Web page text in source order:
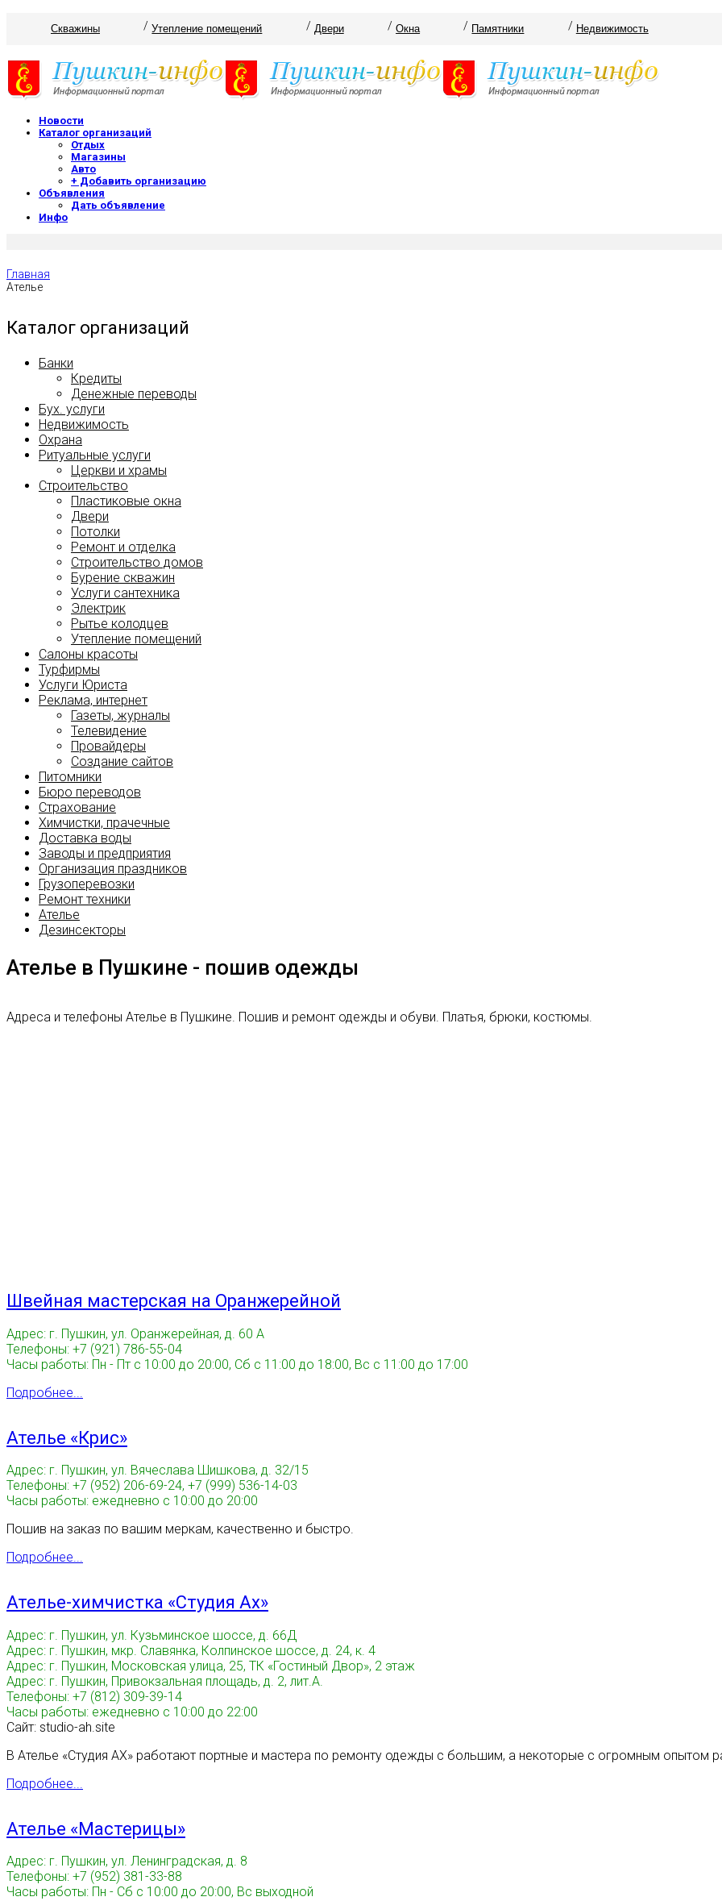
Скважины Утепление помещений Двери Окна Памятники Недвижимость
Новости
Каталог организаций
Отдых
Магазины
Авто
+ Добавить организацию
Объявления
Дать объявление
Инфо
Главная
Ателье
Каталог организаций
Банки
Кредиты
Денежные переводы
Бух. услуги
Недвижимость
Охрана
Ритуальные услуги
Церкви и храмы
Строительство
Пластиковые окна
Двери
Потолки
Ремонт и отделка
Строительство домов
Бурение скважин
Услуги сантехника
Электрик
Рытье колодцев
Утепление помещений
Салоны красоты
Турфирмы
Услуги Юриста
Реклама, интернет
Газеты, журналы
Телевидение
Провайдеры
Создание сайтов
Питомники
Бюро переводов
Страхование
Химчистки, прачечные
Доставка воды
Заводы и предприятия
Организация праздников
Грузоперевозки
Ремонт техники
Ателье
Дезинсекторы
Ателье в Пушкине - пошив одежды
Адреса и телефоны Ателье в Пушкине. Пошив и ремонт одежды и обуви. Платья, брюки, костюмы.
Швейная мастерская на Оранжерейной
Адрес: г. Пушкин, ул. Оранжерейная, д. 60 А
Телефоны: +7 (921) 786-55-04
Часы работы: Пн - Пт с 10:00 до 20:00, Сб с 11:00 до 18:00, Вс с 11:00 до 17:00
Подробнее...
Ателье «Крис»
Адрес: г. Пушкин, ул. Вячеслава Шишкова, д. 32/15
Телефоны: +7 (952) 206-69-24, +7 (999) 536-14-03
Часы работы: ежедневно с 10:00 до 20:00
Пошив на заказ по вашим меркам, качественно и быстро.
Подробнее...
Ателье-химчистка «Студия Ах»
Адрес: г. Пушкин, ул. Кузьминское шоссе, д. 66Д
Адрес: г. Пушкин, мкр. Славянка, Колпинское шоссе, д. 24, к. 4
Адрес: г. Пушкин, Московская улица, 25, ТК «Гостиный Двор», 2 этаж
Адрес: г. Пушкин, Привокзальная площадь, д. 2, лит.А.
Телефоны: +7 (812) 309-39-14
Часы работы: ежедневно с 10:00 до 22:00
Сайт: studio-ah.site
В Ателье «Студия АХ» работают портные и мастера по ремонту одежды с большим, а некоторые с огромным опытом
Подробнее...
Ателье «Мастерицы»
Адрес: г. Пушкин, ул. Ленинградская, д. 8
Телефоны: +7 (952) 381-33-88
Часы работы: Пн - Сб с 10:00 до 20:00, Вс выходной